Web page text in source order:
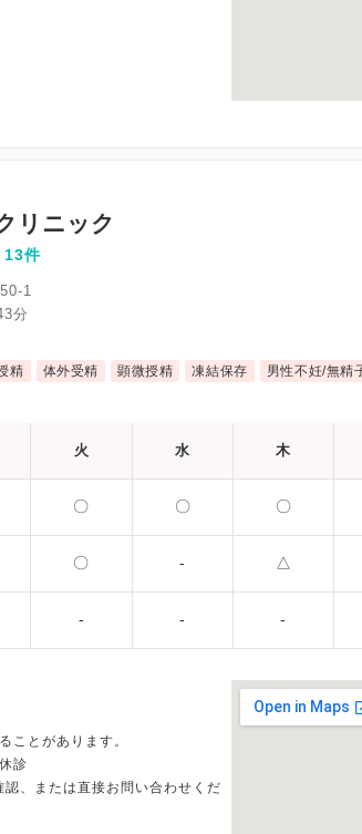
リニック
13件
1
分
精 体外受精 顕微授精 凍結保存 男性不妊/無精
火 水 木
〇 〇 〇
〇 - △
- - -
ことがあります。
診
、または直接お問い合わせくだ